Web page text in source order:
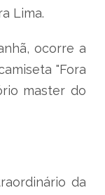
Lima.
ocorre a
"Fora
master do
da